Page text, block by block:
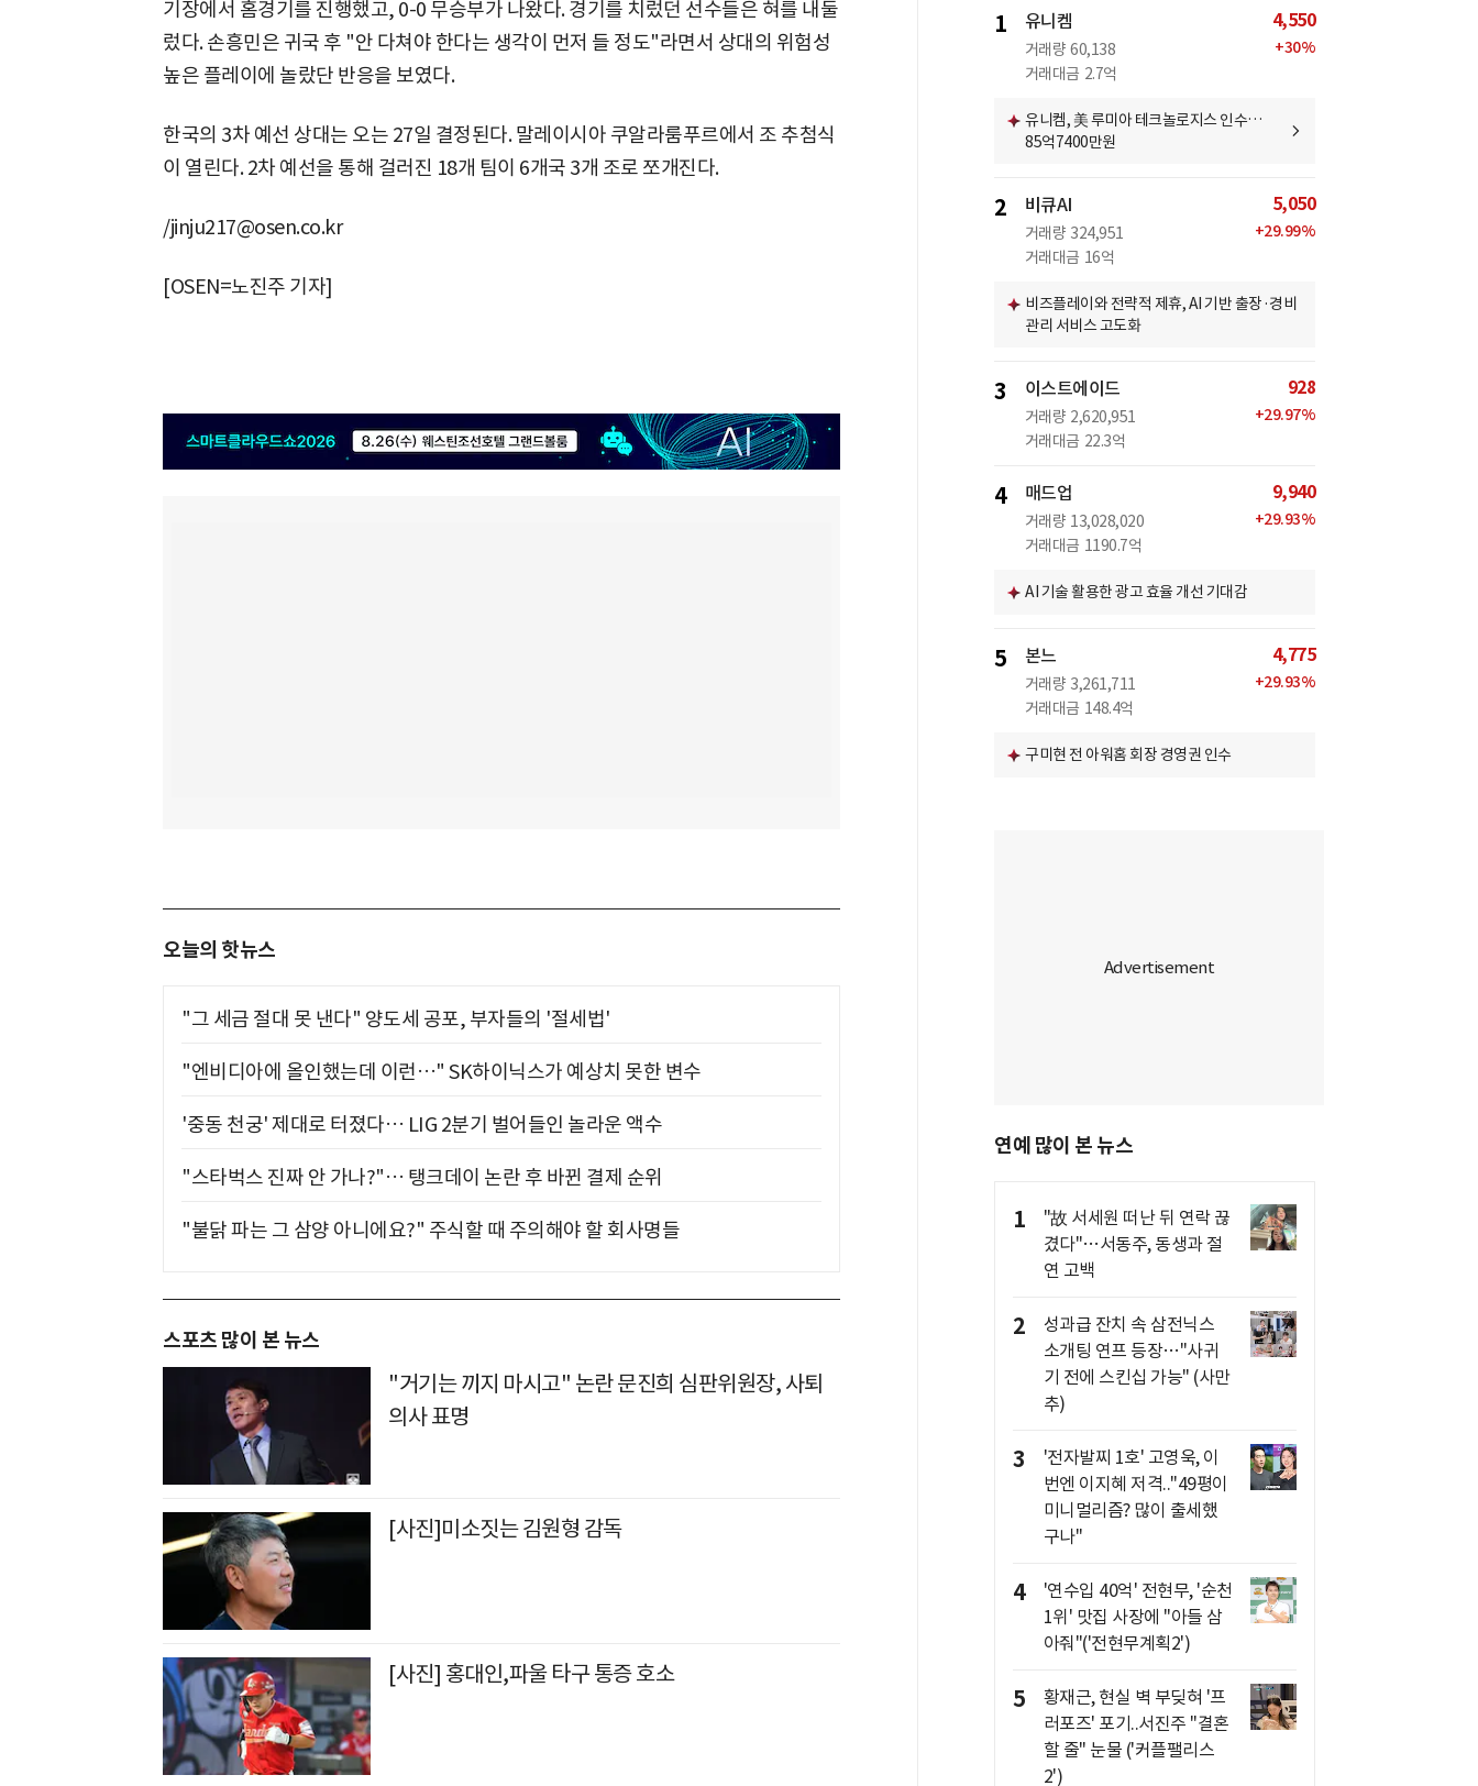
기장에서 홈경기를 진행했고, 0-0 무승부가 나왔다. 경기를 치렀던 선수들은 혀를 내둘
렀다. 손흥민은 귀국 후 "안 다쳐야 한다는 생각이 먼저 들 정도"라면서 상대의 위험성
높은 플레이에 놀랐단 반응을 보였다.
한국의 3차 예선 상대는 오는 27일 결정된다. 말레이시아 쿠알라룸푸르에서 조 추첨식
이 열린다. 2차 예선을 통해 걸러진 18개 팀이 6개국 3개 조로 쪼개진다.
/jinju217@osen.co.kr
[OSEN=노진주 기자]
오늘의 핫뉴스
"그 세금 절대 못 낸다" 양도세 공포, 부자들의 '절세법'
"엔비디아에 올인했는데 이런…" SK하이닉스가 예상치 못한 변수
'중동 천궁' 제대로 터졌다… LIG 2분기 벌어들인 놀라운 액수
"스타벅스 진짜 안 가나?"… 탱크데이 논란 후 바뀐 결제 순위
"불닭 파는 그 삼양 아니에요?" 주식할 때 주의해야 할 회사명들
스포츠 많이 본 뉴스
"거기는 끼지 마시고" 논란 문진희 심판위원장, 사퇴
의사 표명
[사진]미소짓는 김원형 감독
[사진] 홍대인,파울 타구 통증 호소
1 유니켐
거래량 60,138
거래대금 2.7억
4,550
+30%
유니켐, 美 루미아 테크놀로지스 인수…
85억7400만원
2 비큐AI
거래량 324,951
거래대금 16억
5,050
+29.99%
비즈플레이와 전략적 제휴, AI 기반 출장·경비
관리 서비스 고도화
3 이스트에이드
거래량 2,620,951
거래대금 22.3억
928
+29.97%
4 매드업
거래량 13,028,020
거래대금 1190.7억
9,940
+29.93%
AI 기술 활용한 광고 효율 개선 기대감
5 본느
거래량 3,261,711
거래대금 148.4억
4,775
+29.93%
구미현 전 아워홈 회장 경영권 인수
연예 많이 본 뉴스
1
"故 서세원 떠난 뒤 연락 끊
겼다"…서동주, 동생과 절
연 고백
2
성과급 잔치 속 삼전닉스
소개팅 연프 등장…"사귀
기 전에 스킨십 가능" (사만
추)
3
'전자발찌 1호' 고영욱, 이
번엔 이지혜 저격.."49평이
미니멀리즘? 많이 출세했
구나"
4
'연수입 40억' 전현무, '순천
1위' 맛집 사장에 "아들 삼
아줘"('전현무계획2')
5
황재근, 현실 벽 부딪혀 '프
러포즈' 포기..서진주 "결혼
할 줄" 눈물 ('커플팰리스
2')